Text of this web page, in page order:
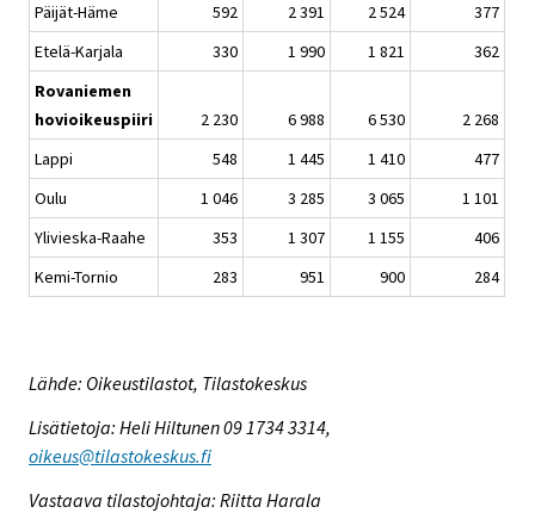
Päijät-Häme
592 2 391 2 524
377
Etelä-Karjala
330 1 990 1 821
362
Rovaniemen
hovioikeuspiiri
2 230 6 988 6 530
2 268
Lappi
548 1 445 1 410
477
Oulu
1 046 3 285 3 065
1 101
Ylivieska-Raahe
353 1 307 1 155
406
Kemi-Tornio
283 951 900 284
Lähde: Oikeustilastot, Tilastokeskus
Lisätietoja: Heli Hiltunen 09 1734 3314,
oikeus@tilastokeskus.fi
Vastaava tilastojohtaja: Riitta Harala